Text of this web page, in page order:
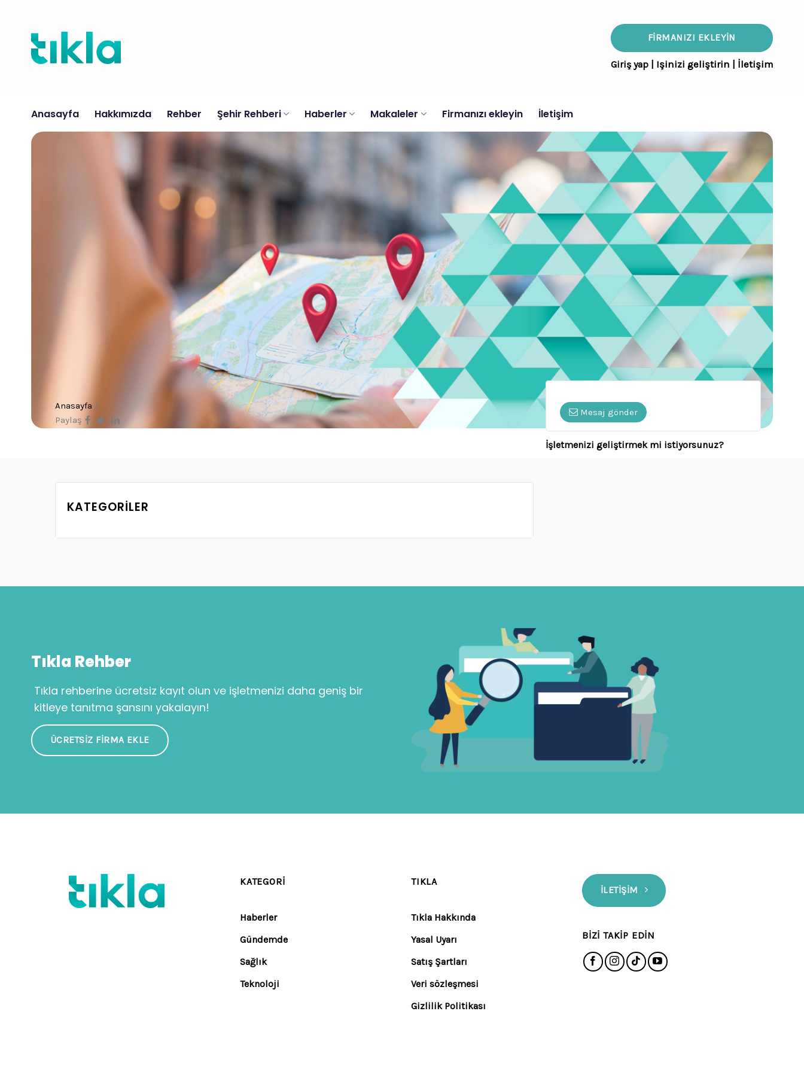
FIRMANIZI EKLEYIN
Giriş yap Işinizi geliştirin İletişim
Anasayfa Hakkımızda Rehber Şehir Rehberi Haberler Makaleler Firmanızı ekleyin İletişim
Anasayfa /
Paylaş
KATEGORILER
Mesaj gönder
İşletmenizi geliştirmek mi istiyorsunuz?
Tıkla Rehber
Tıkla rehberine ücretsiz kayıt olun ve işletmenizi daha geniş bir
kitleye tanıtma şansını yakalayın!
ÜCRETSIZ FIRMA EKLE
KATEGORI
Haberler
Gündemde
Sağlık
Teknoloji
TIKLA
Tıkla Hakkında
Yasal Uyarı
Satış Şartları
Veri sözleşmesi
Gizlilik Politikası
İLETIŞIM
BIZI TAKIP EDIN